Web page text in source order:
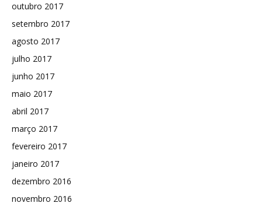
outubro 2017
setembro 2017
agosto 2017
julho 2017
junho 2017
maio 2017
abril 2017
março 2017
fevereiro 2017
janeiro 2017
dezembro 2016
novembro 2016